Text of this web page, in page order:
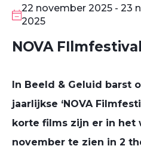
NOV
22 november 2025 - 23
2025
NOVA
In Beeld & Geluid barst
jaarlijkse ‘NOVA
korte films zijn er in het
november te zien in 2